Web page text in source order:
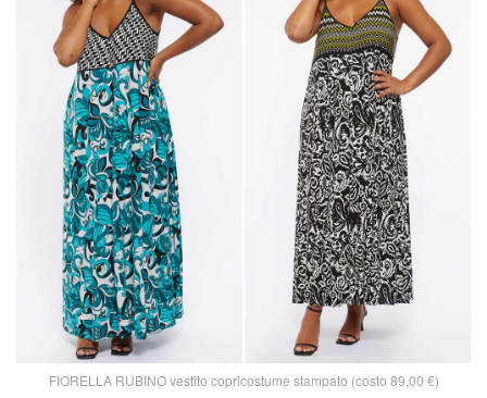
FIORELLA RUBINO vestito copricostume stampato (costo 89,00 €)